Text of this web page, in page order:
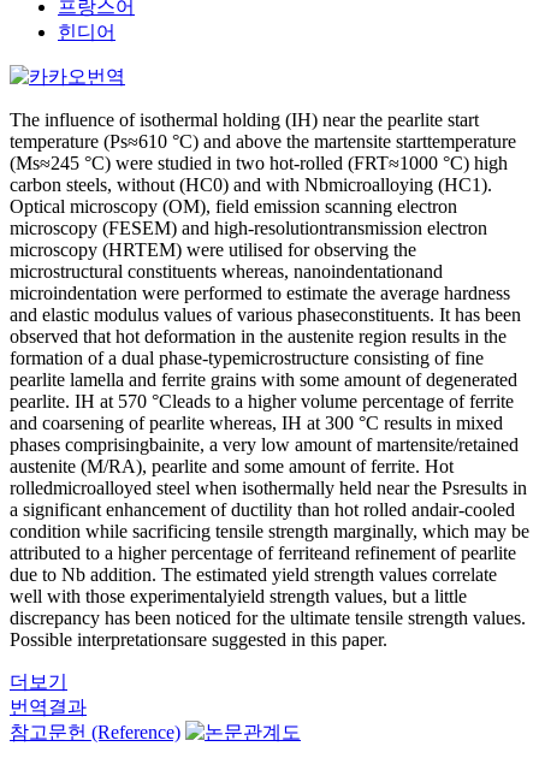
프랑스어
힌디어
The influence of isothermal holding (IH) near the pearlite start
temperature (Ps≈610 °C) and above the martensite starttemperature
(Ms≈245 °C) were studied in two hot-rolled (FRT≈1000 °C) high
carbon steels, without (HC0) and with Nbmicroalloying (HC1).
Optical microscopy (OM), field emission scanning electron
microscopy (FESEM) and high-resolutiontransmission electron
microscopy (HRTEM) were utilised for observing the
microstructural constituents whereas, nanoindentationand
microindentation were performed to estimate the average hardness
and elastic modulus values of various phaseconstituents. It has been
observed that hot deformation in the austenite region results in the
formation of a dual phase-typemicrostructure consisting of fine
pearlite lamella and ferrite grains with some amount of degenerated
pearlite. IH at 570 °Cleads to a higher volume percentage of ferrite
and coarsening of pearlite whereas, IH at 300 °C results in mixed
phases comprisingbainite, a very low amount of martensite/retained
austenite (M/RA), pearlite and some amount of ferrite. Hot
rolledmicroalloyed steel when isothermally held near the Psresults in
a significant enhancement of ductility than hot rolled andair-cooled
condition while sacrificing tensile strength marginally, which may be
attributed to a higher percentage of ferriteand refinement of pearlite
due to Nb addition. The estimated yield strength values correlate
well with those experimentalyield strength values, but a little
discrepancy has been noticed for the ultimate tensile strength values.
Possible interpretationsare suggested in this paper.
더보기
번역결과
참고문헌 (Reference)